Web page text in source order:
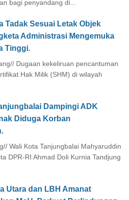
bagi penyandang di...
Tadak Sesuai Letak Objek
Administrasi Mengemuka
Tinggi.
Dugaan kekeliruan pencantuman
Hak Milik (SHM) di wilayah
Dampingi ADK
Diduga Korban
Wali Kota Tanjungbalai Mahyaruddin
DPR-RI Ahmad Doli Kurnia Tandjung
Utara dan LBH Amanat